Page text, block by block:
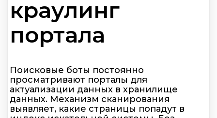
краулинг
портала
Поисковые боты постоянно
просматривают порталы для
актуализации данных в хранилище
данных. Механизм сканирования
выявляет, какие страницы попадут в